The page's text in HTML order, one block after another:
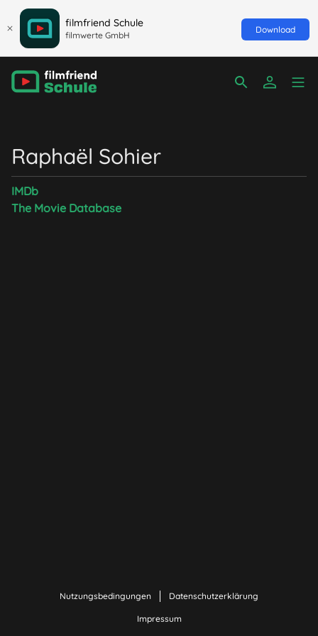
filmfriend Schule
filmwerte GmbH
Download
Raphaël Sohier
IMDb
The Movie Database
Nutzungsbedingungen Datenschutzerklärung
Impressum